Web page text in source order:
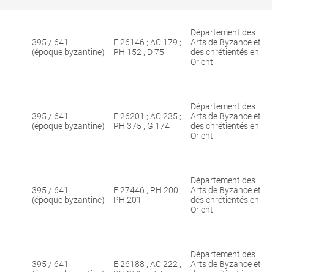
395 / 641
(époque byzantine)
E 26146 ; AC 179 ;
PH 152 ; D 75
Département des
Arts de Byzance et
des chrétientés en
Orient
395 / 641
(époque byzantine)
E 26201 ; AC 235 ;
PH 375 ; G 174
Département des
Arts de Byzance et
des chrétientés en
Orient
395 / 641
(époque byzantine)
E 27446 ; PH 200 ;
PH 201
Département des
Arts de Byzance et
des chrétientés en
Orient
395 / 641
E 26188 ; AC 222 ;
Département des
Arts de Byzance et